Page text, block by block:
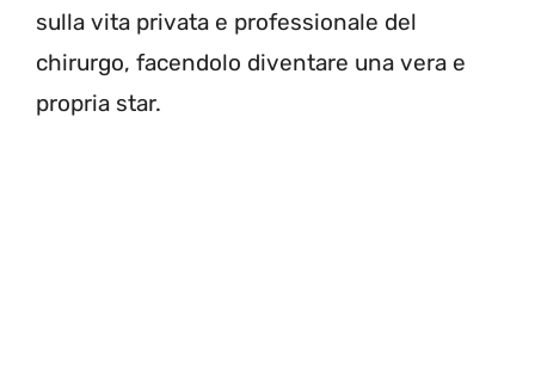
sulla vita privata e professionale del
chirurgo, facendolo diventare una vera e
propria star.